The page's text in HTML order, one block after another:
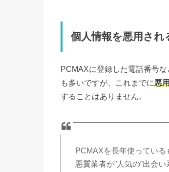
個人情報を悪用され
PCMAXに登録した電話番号
も多いですが、これまでに悪
することはありません。
PCMAXを長年使ってい
悪質業者が”人気の”出会